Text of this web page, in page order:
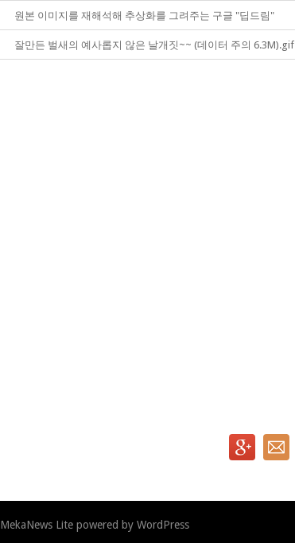
원본 이미지를 재해석해 추상화를 그려주는 구글 "딥드림"
잘만든 벌새의 예사롭지 않은 날개짓~~ (데이터 주의 6.3M).gif
MekaNews Lite powered by WordPress